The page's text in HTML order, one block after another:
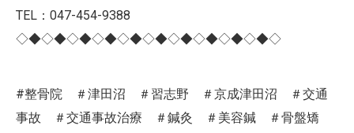
TEL：047-454-9388
◇◆◇◆◇◆◇◆◇◆◇◆◇◆◇◆◇◆◇◆◇
#整骨院 ＃津田沼 ＃習志野 ＃京成津田沼 ＃交通
事故 ＃交通事故治療 ＃鍼灸 ＃美容鍼 ＃骨盤矯